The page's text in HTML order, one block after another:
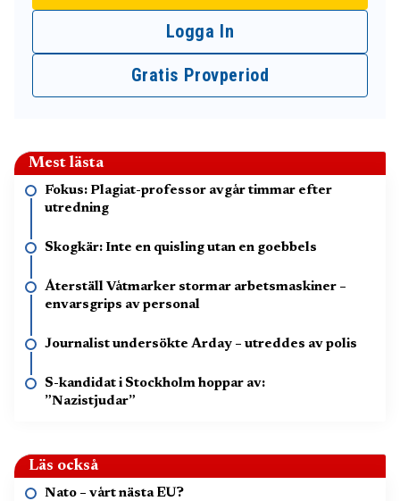
Logga In
Gratis Provperiod
Mest lästa
Fokus: Plagiat-professor avgår timmar efter
utredning
Skogkär: Inte en quisling utan en goebbels
Återställ Våtmarker stormar arbetsmaskiner –
envarsgrips av personal
Journalist undersökte Arday – utreddes av polis
S-kandidat i Stockholm hoppar av:
”Nazistjudar”
Läs också
Nato – vårt nästa EU?